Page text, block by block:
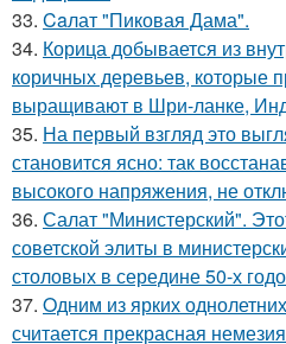
33. Caлат "Пиковая Дама".
34. Корица добывается из
коричных деревьев, которые
выращивают в Шри-ланке,
35. На первый взгляд это
становится ясно: так
высокого напряжения, не
36. Салат "Министерский".
советской элиты в
столовых в середине 50-х
37. Oдним из ярких
считается прекрасная